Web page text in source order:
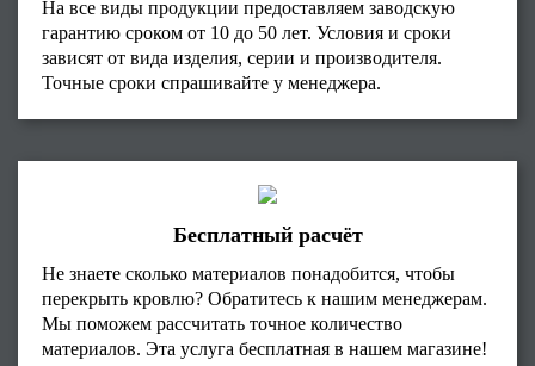
На все виды продукции предоставляем заводскую
гарантию сроком от 10 до 50 лет. Условия и сроки
зависят от вида изделия, серии и производителя.
Точные сроки спрашивайте у менеджера.
Бесплатный расчёт
Не знаете сколько материалов понадобится, чтобы
перекрыть кровлю? Обратитесь к нашим менеджерам.
Мы поможем рассчитать точное количество
материалов. Эта услуга бесплатная в нашем магазине!